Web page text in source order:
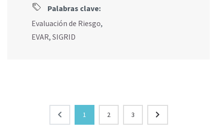
Palabras clave:
Evaluación de Riesgo,
EVAR, SIGRID
1 2 3